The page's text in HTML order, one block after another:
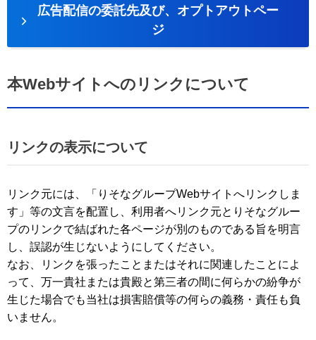
広告配信の委託先及び、オプトアウトペー
ジ
本Webサイトへのリンクについて
リンクの表示について
リンク元には、「りそなグループWebサイトへリンクしま
す」等の文言を配置し、利用者へリンク元とりそなグルー
プのリンクで結ばれた各ページが別のものである旨を明言
し、誤認が生じないようにしてください。
なお、リンクを張ったことまたはそれに関連したことによ
って、万一貴社または貴殿と第三者の間に何らかの紛争が
生じた場合でも当社は損害賠償等の何らの義務・責任も負
いません。